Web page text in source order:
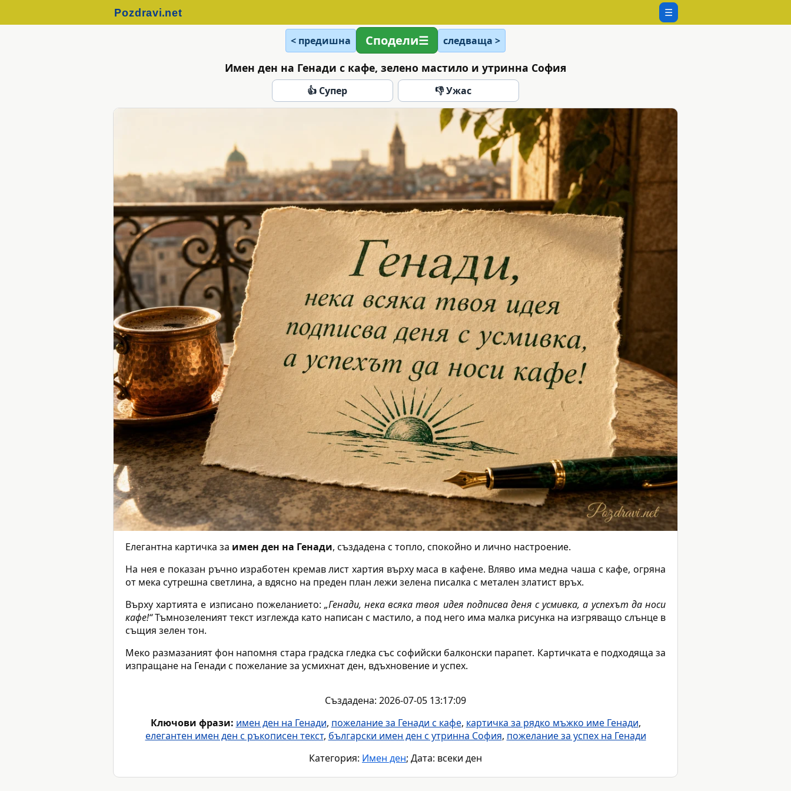
☰
< предишна Сподели следваща >
Имен ден на Генади с кафе, зелено мастило и утринна София
👍 Супер 👎 Ужас
Елегантна картичка за имен ден на Генади, създадена с топло, спокойно и лично настроение.
На нея е показан ръчно изработен кремав лист хартия върху маса в кафене. Вляво има медна чаша с кафе, огряна
от мека сутрешна светлина, а вдясно на преден план лежи зелена писалка с метален златист връх.
Върху хартията е изписано пожеланието: „Генади, нека всяка твоя идея подписва деня с усмивка, а успехът да носи
кафе!“Тъмнозеленият текст изглежда като написан с мастило, а под него има малка рисунка на изгряващо слънце в
същия зелен тон.
Меко размазаният фон напомня стара градска гледка със софийски балконски парапет. Картичката е подходяща за
изпращане на Генади с пожелание за усмихнат ден, вдъхновение и успех.
Създадена: 2026-07-05 13:17:09
Ключови фрази: имен ден на Генади, пожелание за Генади с кафе, картичка за рядко мъжко име Генади,
елегантен имен ден с ръкописен текст, български имен ден с утринна София, пожелание за успех на Генади
Категория: Имен ден; Дата: всеки ден